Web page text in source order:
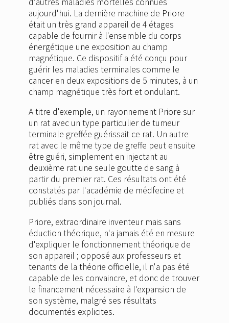
aujourd'hui. La dernière machine de Priore
était un très grand appareil de 4 étages
capable de fournir à l'ensemble du corps
énergétique une exposition au champ
magnétique. Ce dispositif a été conçu pour
guérir les maladies terminales comme le
cancer en deux expositions de 5 minutes, à un
champ magnétique très fort et ondulant.
A titre d'exemple, un rayonnement Priore sur
un rat avec un type particulier de tumeur
terminale greffée guérissait ce rat. Un autre
rat avec le même type de greffe peut ensuite
être guéri, simplement en injectant au
deuxième rat une seule goutte de sang à
partir du premier rat. Ces résultats ont été
constatés par l'académie de médfecine et
publiés dans son journal.
Priore, extraordinaire inventeur mais sans
éduction théorique, n'a jamais été en mesure
d'expliquer le fonctionnement théorique de
son appareil ; opposé aux professeurs et
tenants de la théorie officielle, il n'a pas été
capable de les convaincre, et donc de trouver
le financement nécessaire à l'expansion de
son système, malgré ses résultats
documentés explicites.